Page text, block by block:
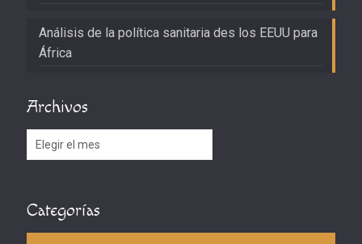
Análisis de la política sanitaria des los EEUU para
África
Archivos
Archivos
Categorías